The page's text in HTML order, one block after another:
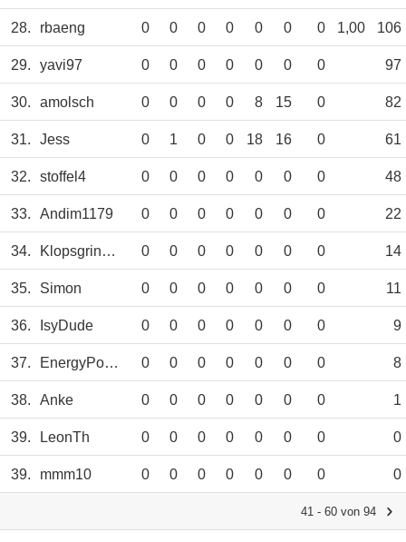
28. rbaeng 0 0 0 0 0 0 0 1,00 106
29. yavi97 0 0 0 0 0 0 0 97
30. amolsch 0 0 0 0 8 15 0 82
31. Jess 0 1 0 0 18 16 0 61
32. stoffel4 0 0 0 0 0 0 0 48
33. Andim1179 0 0 0 0 0 0 0 22
34. Klopsgrinder 0 0 0 0 0 0 0 14
35. Simon 0 0 0 0 0 0 0 11
36. IsyDude 0 0 0 0 0 0 0 9
37. EnergyPower 0 0 0 0 0 0 0 8
38. Anke 0 0 0 0 0 0 0 1
39. LeonTh 0 0 0 0 0 0 0 0
39. mmm10 0 0 0 0 0 0 0 0
41 - 60 von 94